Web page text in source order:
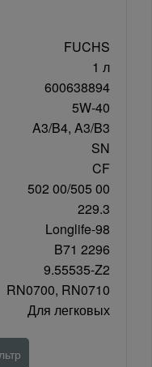
FUCHS
1 л
600638894
5W-40
A3/B4, A3/B3
SN
CF
502 00/505 00
229.3
Longlife-98
B71 2296
9.55535-Z2
RN0700, RN0710
Для легковых